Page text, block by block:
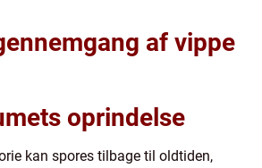
af vippe
oprindelse
kan spores tilbage til oldtiden,